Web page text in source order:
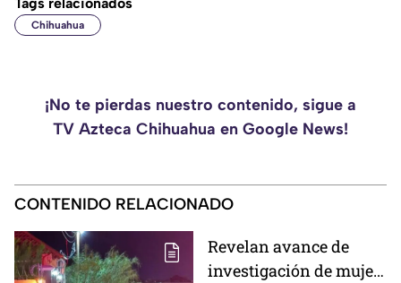
Chihuahua
¡No te pierdas nuestro contenido, sigue a
TV Azteca Chihuahua en Google News!
CONTENIDO RELACIONADO
Revelan avance de
investigación de mujer